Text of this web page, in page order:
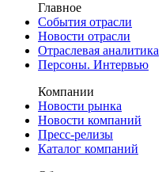
Главное
События отрасли
Новости отрасли
Отраслевая аналитика
Персоны. Интервью
Компании
Новости рынка
Новости компаний
Пресс-релизы
Каталог компаний